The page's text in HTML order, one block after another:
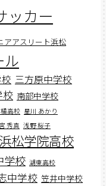
ッカー
アアスリート浜松
ル
三方原中学校
校 南部中学校
高校 星川 あかり
秀真 浅野 桜子
浜松学院高校
学校 湖東高校
中学校 笠井中学校